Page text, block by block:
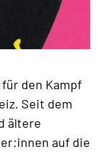
den Kampf
Seit dem
ältere
auf die